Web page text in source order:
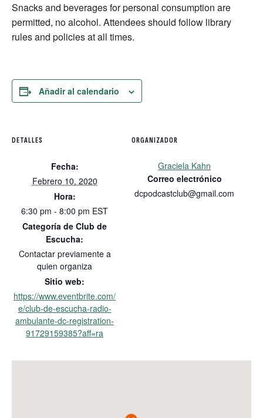
Snacks and beverages for personal consumption are
permitted, no alcohol. Attendees should follow library
rules and policies at all times.
Añadir al calendario
DETALLES
Fecha:
Febrero 10, 2020
Hora:
6:30 pm - 8:00 pm EST
Categoría de Club de
Escucha:
Contactar previamente a
quien organiza
Sitio web:
https://www.eventbrite.com/
e/club-de-escucha-radio-
ambulante-dc-registration-
91729159385?aff=ra
ORGANIZADOR
Graciela Kahn
Correo electrónico
dcpodcastclub@gmail.com